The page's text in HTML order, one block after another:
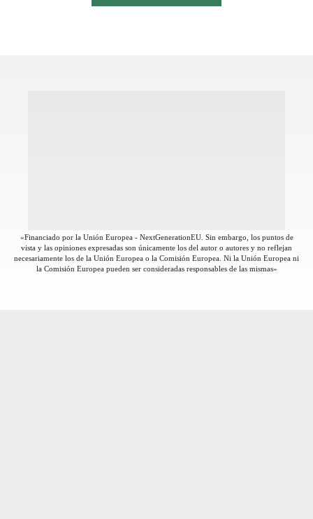
«Financiado por la Unión Europea - NextGenerationEU. Sin embargo, los puntos de
vista y las opiniones expresadas son únicamente los del autor o autores y no reflejan
necesariamente los de la Unión Europea o la Comisión Europea. Ni la Unión Europea ni
la Comisión Europea pueden ser consideradas responsables de las mismas»